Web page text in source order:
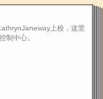
上校，这里
制中心。